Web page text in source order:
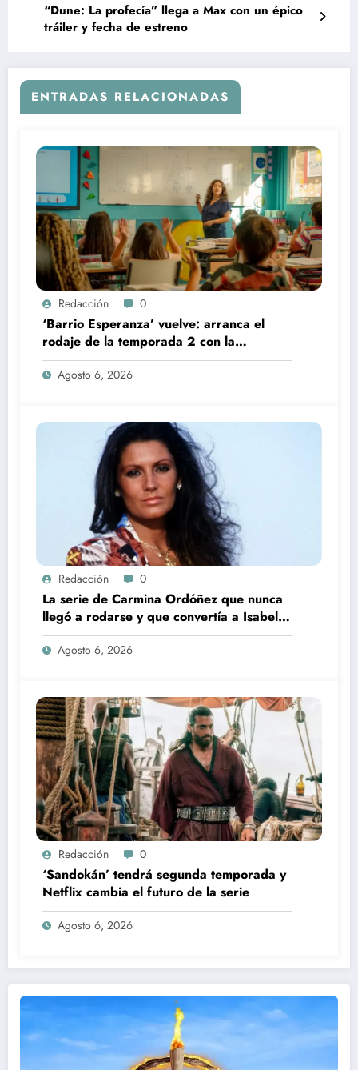
“Dune: La profecía” llega a Max con un épico
tráiler y fecha de estreno
ENTRADAS RELACIONADAS
Redacción 0
‘Barrio Esperanza’ vuelve: arranca el
rodaje de la temporada 2 con la
incorporación de María Castro
Agosto 6, 2026
Redacción 0
La serie de Carmina Ordóñez que nunca
llegó a rodarse y que convertía a Isabel
Pantoja en la gran antagonista
Agosto 6, 2026
Redacción 0
‘Sandokán’ tendrá segunda temporada y
Netflix cambia el futuro de la serie
Agosto 6, 2026